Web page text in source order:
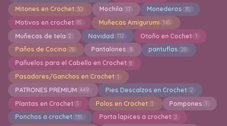
Mitones en Crochet 30 Mochila 17 Monederos 35
Motivos en crochet 85 Muñecas Amigurumi 145
Muñecas de tela 2 Navidad 112 Otoño en Cochet 1
Paños de Cocina 78 Pantalones 9 pantuflas 28
Pañuelos para el Cabello en Crochet 8
Pasadores/Ganchos en Crochet 1
PATRONES PREMIUM 449 Pies Descalzos en Crochet 2
Plantas en Crochet 5 Polos en Crochet 1 Pompones 1
Ponchos a crochet 135 Porta lapices a crochet 2